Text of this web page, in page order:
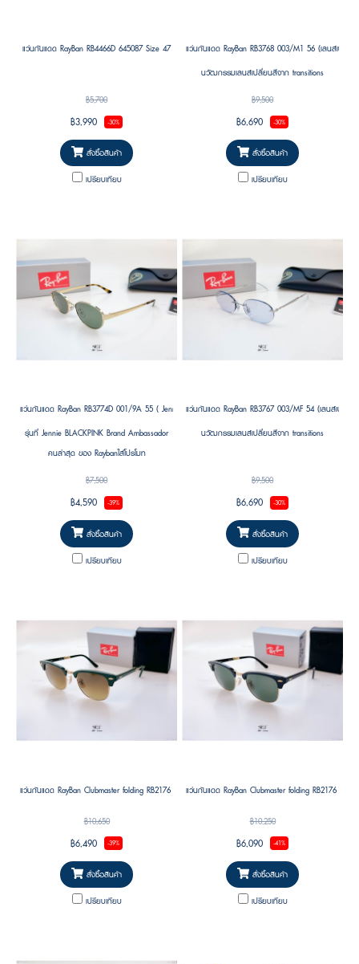
แว่นกันแดด RayBan RB4466D 645087 Size 47
฿5,700
฿3,990 -30%
สั่งซื้อสินค้า
เปรียบเทียบ
แว่นกันแดด RayBan RB3768 003/M1 56 (เลนส์เปลี่ย
นวัฒกรรมเลนส์เปลี่ยนสีจาก transitions
฿9,500
฿6,690 -30%
สั่งซื้อสินค้า
เปรียบเทียบ
แว่นกันแดด RayBan RB3774D 001/9A 55 ( Jennie (BLACKPINK)’s Pick )
รุ่นที่ Jennie BLACKPINK Brand Ambassador
คนล่าสุด ของ Raybanใส่โปรโมท
฿7,500
฿4,590 -39%
สั่งซื้อสินค้า
เปรียบเทียบ
แว่นกันแดด RayBan RB3767 003/MF 54 (เลนส์เปลี่ย
นวัฒกรรมเลนส์เปลี่ยนสีจาก transitions
฿9,500
฿6,690 -30%
สั่งซื้อสินค้า
เปรียบเทียบ
แว่นกันแดด RayBan Clubmaster folding RB2176 13688551 51
฿10,650
฿6,490 -39%
สั่งซื้อสินค้า
เปรียบเทียบ
แว่นกันแดด RayBan Clubmaster folding RB2176 901
฿10,250
฿6,090 -41%
สั่งซื้อสินค้า
เปรียบเทียบ